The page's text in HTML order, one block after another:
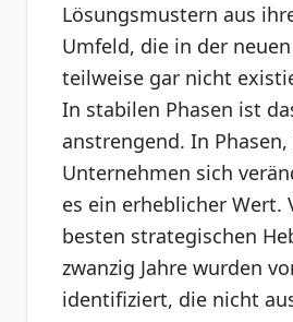
Lösungsmustern aus
Umfeld, die in der
teilweise gar nicht
In stabilen Phasen ist
anstrengend. In
Unternehmen sich
es ein erheblicher Wert.
besten strategischen
zwanzig Jahre wurden
identifiziert, die nicht